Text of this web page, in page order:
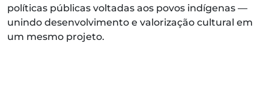
políticas públicas voltadas aos povos indígenas —
unindo desenvolvimento e valorização cultural em
um mesmo projeto.